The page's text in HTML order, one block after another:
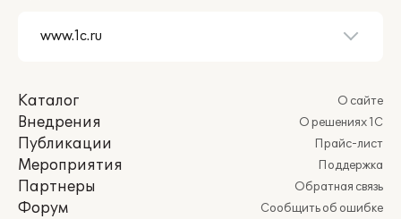
Каталог
Внедрения
Публикации
Мероприятия
Партнеры
Форум
О сайте
О решениях 1С
Прайс-лист
Поддержка
Обратная связь
Сообщить об ошибке